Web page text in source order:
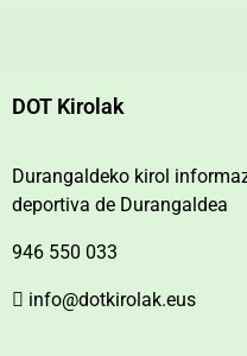
DOT Kirolak
Durangaldeko kirol
deportiva de Durangaldea
946 550 033
info@dotkirolak.eus